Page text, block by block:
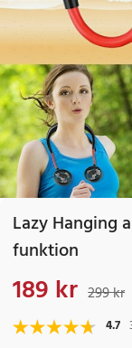
Lazy Hanging
funktion
Nuvarande pris
189 kr 299 kr
4.7